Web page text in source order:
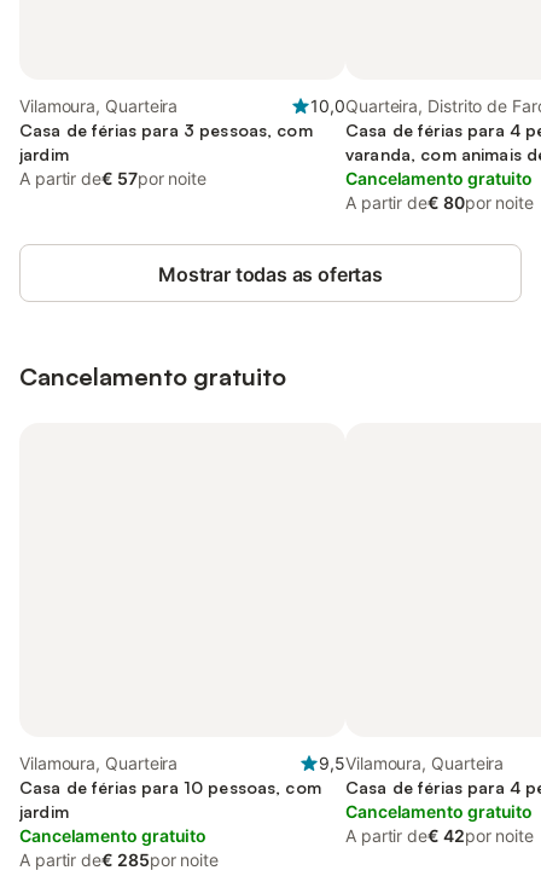
Vilamoura, Quarteira
10,0
Casa de férias para 3 pessoas, com
jardim
A partir de€ 57por noite
Quarteira, Distrito de
Casa de férias para 4
varanda, com animais
Cancelamento gratuito
A partir de€ 80por noite
Mostrar todas as ofertas
Cancelamento gratuito
Vilamoura, Quarteira
9,5
Casa de férias para 10 pessoas, com
jardim
Cancelamento gratuito
A partir de€ 285por noite
Vilamoura, Quarteira
Casa de férias para 4
Cancelamento gratuito
A partir de€ 42por noite